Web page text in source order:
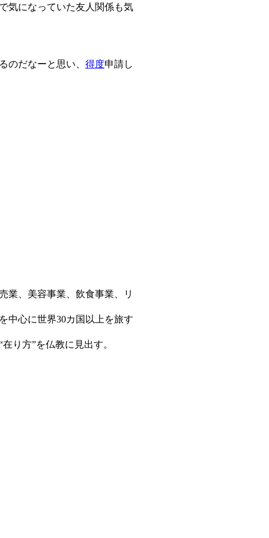
気になっていた友人関係も気
のだなーと思い、 得度申請し
業、美容事業、飲食事業、リ
中心に世界30カ国以上を旅す
り方”を仏教に見出す。